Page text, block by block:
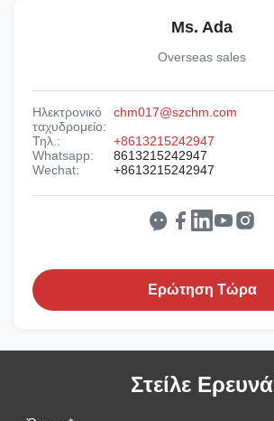
Ms. Ada
Overseas sales
Ηλεκτρονικό
ταχυδρομείο:
chm017@szchm.com
Τηλ.:
+8613215242947
Whatsapp:
8613215242947
Wechat:
+8613215242947
Ερώτηση Τώρα
Στείλε Ερευνά